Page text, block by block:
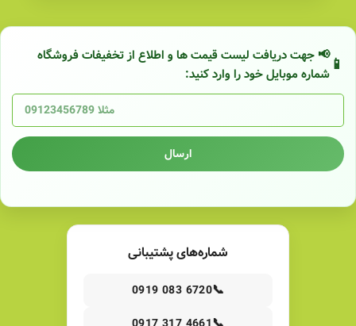
📢 جهت دریافت لیست قیمت ها و اطلاع از تخفیفات فروشگاه
شماره موبایل خود را وارد کنید:
ارسال
شماره‌های پشتیبانی
📞
0919 083 6720